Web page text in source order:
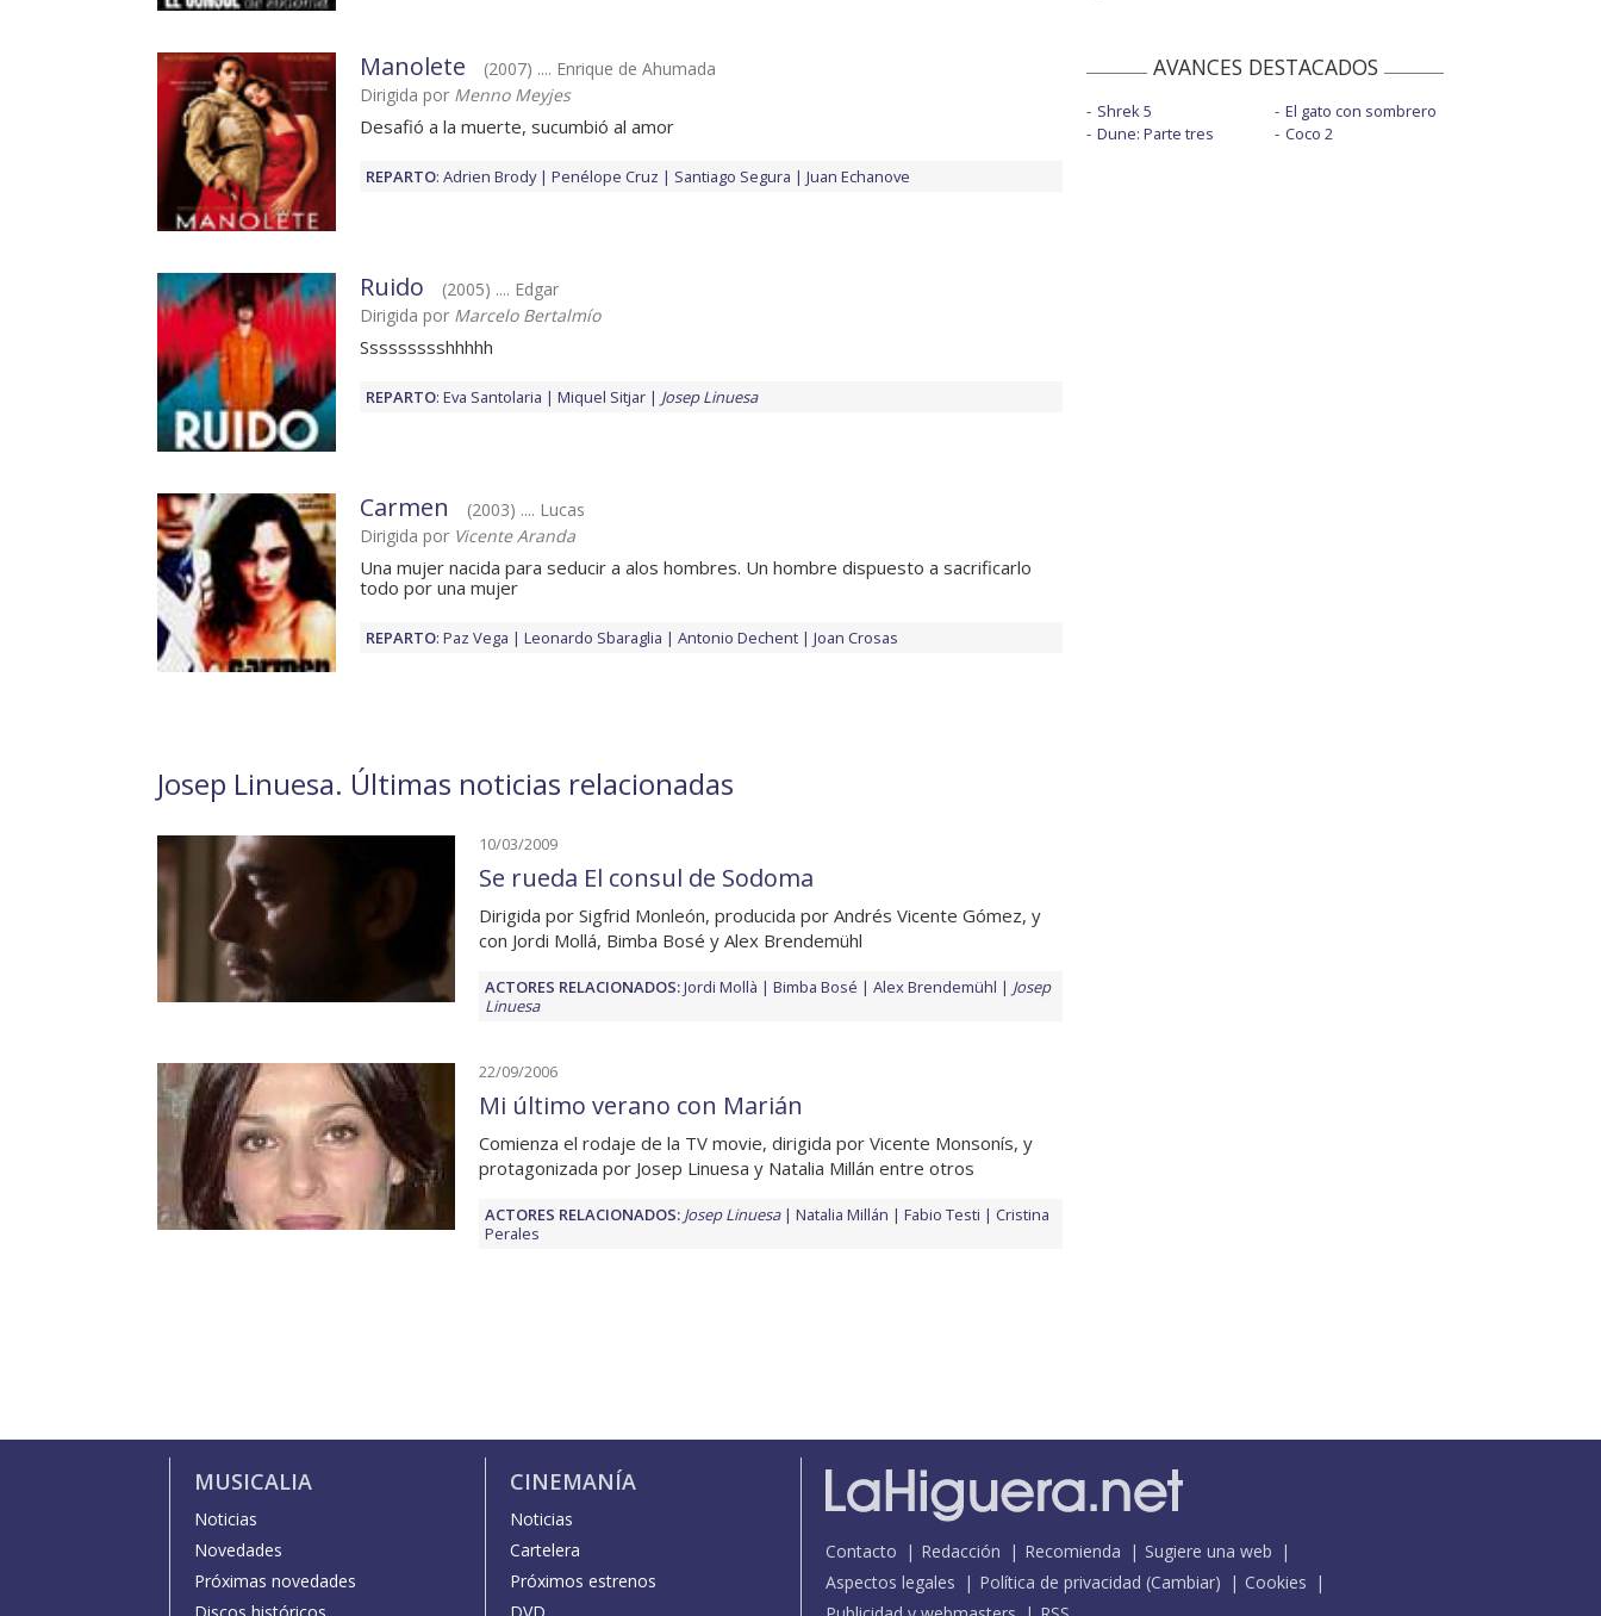
Manolete
(2007) .... Enrique de Ahumada
Dirigida por Menno Meyjes
Desafió a la muerte, sucumbió al amor
REPARTO: Adrien Brody Penélope Cruz Santiago Segura Juan Echanove
Ruido
(2005) .... Edgar
Dirigida por Marcelo Bertalmío
Ssssssssshhhhh
REPARTO: Eva Santolaria Miquel Sitjar Josep Linuesa
Carmen
(2003) .... Lucas
Dirigida por Vicente Aranda
Una mujer nacida para seducir a alos hombres. Un hombre dispuesto a sacrificarlo
todo por una mujer
REPARTO: Paz Vega Leonardo Sbaraglia Antonio Dechent Joan Crosas
Josep Linuesa. Últimas noticias relacionadas
10/03/2009
Se rueda El consul de Sodoma
Dirigida por Sigfrid Monleón, producida por Andrés Vicente Gómez, y
con Jordi Mollá, Bimba Bosé y Alex Brendemühl
ACTORES RELACIONADOS:Jordi Mollà Bimba Bosé Alex Brendemühl
Josep
Linuesa
22/09/2006
Mi último verano con Marián
Comienza el rodaje de la TV movie, dirigida por Vicente Monsonís, y
protagonizada por Josep Linuesa y Natalia Millán entre otros
ACTORES RELACIONADOS: Josep Linuesa Natalia Millán Fabio Testi
Cristina
Perales
AVANCES DESTACADOS
Shrek 5
Dune: Parte tres
El gato con sombrero
Coco 2
MUSICALIA
Noticias
Novedades
Próximas novedades
CINEMANÍA
Noticias
Cartelera
Próximos estrenos
Contacto Redacción Recomienda
Sugiere una web
Aspectos legales
Política de privacidad (Cambiar)
Cookies